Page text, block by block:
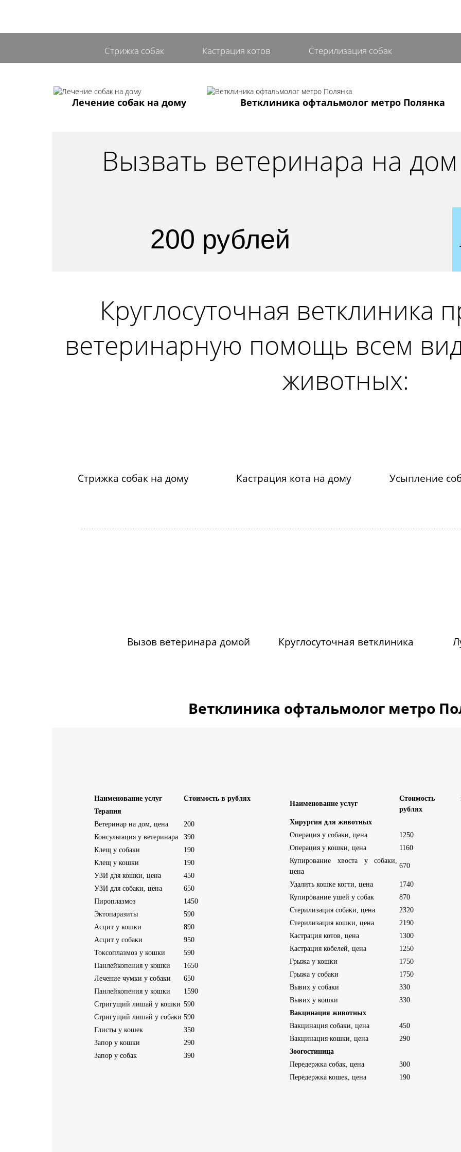
Стрижка собак Кастрация котов Стерилизация собак
Лечение собак на дому Ветклиника офтальмолог метро Полянка
Вызвать ветеринара на дом
200 рублей
Круглосуточная ветклиника
ветеринарную помощь всем
животных:
Стрижка собак на дому Кастрация кота на дому Усыпление
Вызов ветеринара домой Круглосуточная ветклиника
Ветклиника офтальмолог метро
Наименование услуг
Стоимость в рублях
Терапия
Ветеринар на дом, цена
200
Консультация у ветеринара
390
Клещ у собаки
190
Клещ у кошки
190
УЗИ для кошки, цена
450
УЗИ для собаки, цена
650
Пироплазмоз
1450
Эктопаразиты
590
Асцит у кошки
890
Асцит у собаки
950
Токсоплазмоз у кошки
590
Панлейкопения у кошки
1650
Лечение чумки у собаки
650
Панлейкопения у кошки
1590
Стригущий лишай у кошки 590
Стригущий лишай у собаки 590
Глисты у кошек
350
Запор у кошки
290
Запор у собак
390
Наименование услуг
Стоимость
рублях
Хирургия для животных
Операция у собаки, цена
1250
Операция у кошки, цена
1160
Купирование хвоста у собаки,
цена
670
Удалить кошке когти, цена
1740
Купирование ушей у собак
870
Стерилизация собаки, цена
2320
Стерилизация кошки, цена
2190
Кастрация котов, цена
1300
Кастрация кобелей, цена
1250
Грыжа у кошки
1750
Грыжа у собаки
1750
Вывих у собаки
330
Вывих у кошки
330
Вакцинация животных
Вакцинация собаки, цена
450
Вакцинация кошки, цена
290
Зоогостиница
Передержка собак, цена
300
Передержка кошек, цена
190